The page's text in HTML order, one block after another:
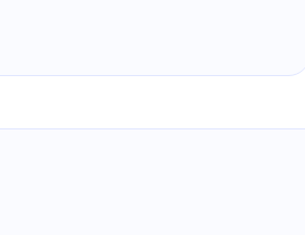
Aprenda tudo nos